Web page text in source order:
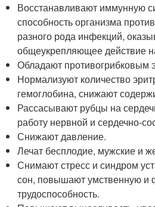
Восстанавливают иммунную
способность организма
разного рода инфекций,
общеукрепляющее действие
Обладают противогрибковым
Нормализуют количество
гемоглобина, снижают
Рассасывают рубцы на
работу нервной и сердечно-
Снижают давление.
Лечат бесплодие, мужские и
Снимают стресс и синдром
сон, повышают умственную и
трудоспособность.